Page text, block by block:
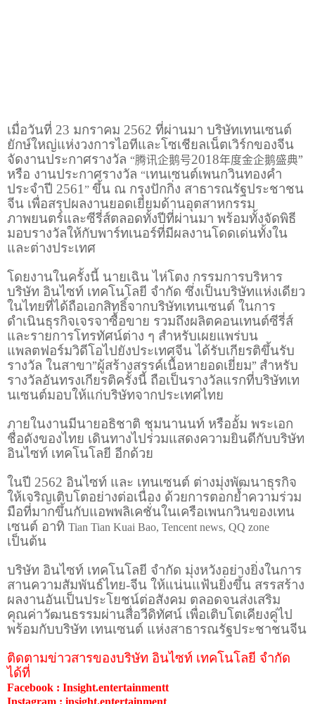
เมื่อวันที่ 23 มกราคม 2562 ที่ผ่านมา บริษัทเทนเซนต์
ยักษ์ใหญ่แห่งวงการไอทีและโซเชียลเน็ตเวิร์กของจีน
จัดงานประกาศรางวัล “腾讯企鹅号2018年度金企鹅盛典”
หรือ งานประกาศรางวัล “เทนเซนต์เพนกวินทองคำ
ประจำปี 2561 ” ขึ้น ณ กรุงปักกิ่ง สาธารณรัฐประชาชน
จีน เพื่อสรุปผลงานยอดเยี่ยมด้านอุตสาหกรรม
ภาพยนตร์และซีรี่ส์ตลอดทั้งปีที่ผ่านมา พร้อมทั้งจัดพิธี
มอบรางวัลให้กับพาร์ทเนอร์ที่มีผลงานโดดเด่นทั้งใน
และต่างประเทศ
โดยงานในครั้งนี้ นายเฉิน ไห่โตง กรรมการบริหาร
บริษัท อินไซท์ เทคโนโลยี จำกัด ซึ่งเป็นบริษัทแห่งเดียว
ในไทยที่ได้ถือเอกสิทธิ์จากบริษัทเทนเซนต์ ในการ
ดำเนินธุรกิจเจรจาซื้อขาย รวมถึงผลิตคอนเทนต์ซีรี่ส์
และรายการโทรทัศน์ต่าง ๆ สำหรับเผยแพร่บน
แพลตฟอร์มวิดีโอไปยังประเทศจีน ได้รับเกียรติขึ้นรับ
รางวัล ในสาขา”ผู้สร้างสรรค์เนื้อหายอดเยี่ยม” สำหรับ
รางวัลอันทรงเกียรติครั้งนี้ ถือเป็นรางวัลแรกที่บริษัทเท
นเซนต์มอบให้แก่บริษัทจากประเทศไทย
ภายในงานมีนายอธิชาติ ชุมนานนท์ หรืออั้ม พระเอก
ชื่อดังของไทย เดินทางไปร่วมแสดงความยินดีกับบริษัท
อินไซท์ เทคโนโลยี อีกด้วย
ในปี 2562 อินไซท์ และ เทนเซนต์ ต่างมุ่งพัฒนาธุรกิจ
ให้เจริญเติบโตอย่างต่อเนื่อง ด้วยการตอกย้ำความร่วม
มือที่มากขึ้นกับแอพพลิเคชั่นในเครือเพนกวินของเทน
เซนต์ อาทิ Tian Tian Kuai Bao, Tencent news, QQ zone
เป็นต้น
บริษัท อินไซท์ เทคโนโลยี จำกัด มุ่งหวังอย่างยิ่งในการ
สานความสัมพันธ์ไทย-จีน ให้แน่นแฟ้นยิ่งขึ้น สรรสร้าง
ผลงานอันเป็นประโยชน์ต่อสังคม ตลอดจนส่งเสริม
คุณค่าวัฒนธรรมผ่านสื่อวีดิทัศน์ เพื่อเติบโตเคียงคู่ไป
พร้อมกับบริษัท เทนเซนต์ แห่งสาธารณรัฐประชาชนจีน
ติดตามข่าวสารของบริษัท อินไซท์ เทคโนโลยี จำกัด
ได้ที่
Facebook : Insight.entertainmentt
Instagram : insight.entertainment